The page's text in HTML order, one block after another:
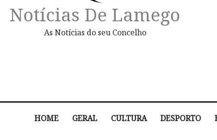
Notícias De Lamego
As Notícias do seu Concelho
HOME GERAL CULTURA DESPORTO